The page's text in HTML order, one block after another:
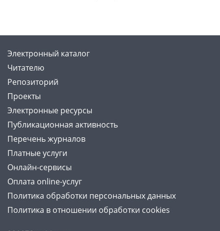
Электронный каталог
Читателю
Репозиторий
Проекты
Электронные ресурсы
Публикационная активность
Перечень журналов
Платные услуги
Онлайн-сервисы
Оплата online-услуг
Политика обработки персональных данных
Политика в отношении обработки cookies